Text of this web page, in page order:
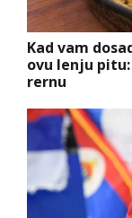
Kad vam
ovu lenju
rernu